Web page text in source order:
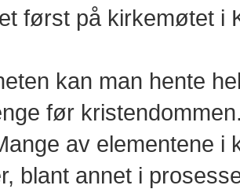
først på kirkemøtet i
kan man hente
før
av elementene i
blant annet i